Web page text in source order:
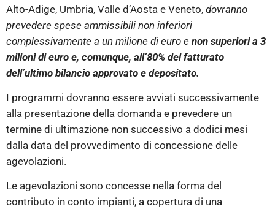
Alto-Adige, Umbria, Valle d’Aosta e Veneto, dovranno
prevedere spese ammissibili non inferiori
complessivamente a un milione di euro e non superiori a 3
milioni di euro e, comunque, all’80% del fatturato
dell’ultimo bilancio approvato e depositato.
I programmi dovranno essere avviati successivamente
alla presentazione della domanda e prevedere un
termine di ultimazione non successivo a dodici mesi
dalla data del provvedimento di concessione delle
agevolazioni.
Le agevolazioni sono concesse nella forma del
contributo in conto impianti, a copertura di una